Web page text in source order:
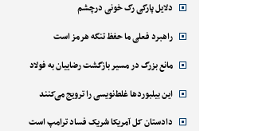
دلایل پارگی رگ خونی درچشم
راهبرد فعلی ما حفظ تنگه هرمز است
مانع بزرگ در مسیر بازگشت رضاییان به فولاد
این بیلبوردها غلط‌نویسی را ترویج می‌کنند
دادستان کل آمریکا شریک فساد ترامپ است